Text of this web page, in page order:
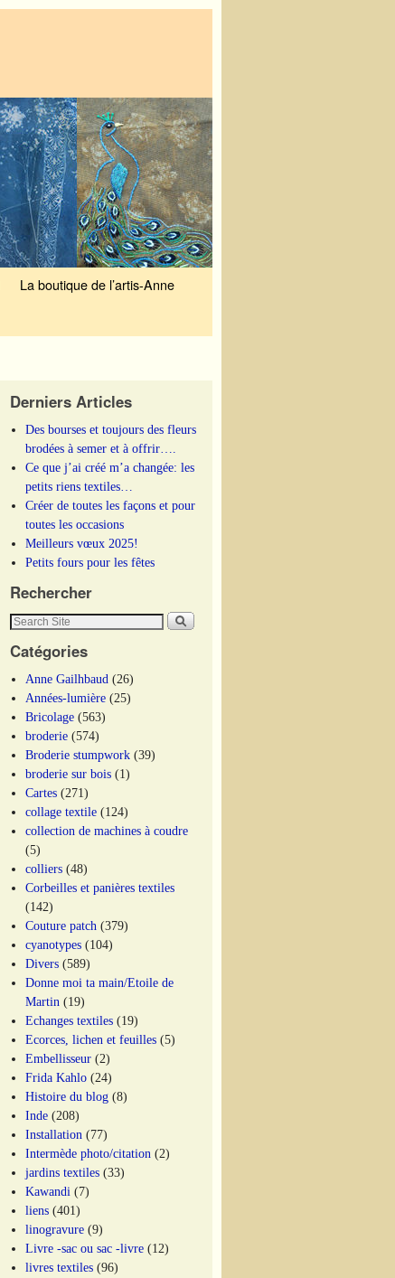
La boutique de l’artis-Anne
Derniers Articles
Des bourses et toujours des fleurs
brodées à semer et à offrir….
Ce que j’ai créé m’a changée: les
petits riens textiles…
Créer de toutes les façons et pour
toutes les occasions
Meilleurs vœux 2025!
Petits fours pour les fêtes
Rechercher
Catégories
Anne Gailhbaud (26)
Années-lumière (25)
Bricolage (563)
broderie (574)
Broderie stumpwork (39)
broderie sur bois (1)
Cartes (271)
collage textile (124)
collection de machines à coudre
(5)
colliers (48)
Corbeilles et panières textiles
(142)
Couture patch (379)
cyanotypes (104)
Divers (589)
Donne moi ta main/Etoile de
Martin (19)
Echanges textiles (19)
Ecorces, lichen et feuilles (5)
Embellisseur (2)
Frida Kahlo (24)
Histoire du blog (8)
Inde (208)
Installation (77)
Intermède photo/citation (2)
jardins textiles (33)
Kawandi (7)
liens (401)
linogravure (9)
Livre -sac ou sac -livre (12)
livres textiles (96)